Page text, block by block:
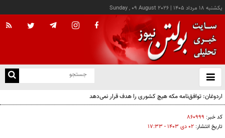
يکشنبه ۱۸ مرداد ۱۴۰۵ |
Sunday , 09 August 2026
باز
و
اردوغان: توافق‌نامه مکه هیچ کشوری را هدف قرار نمی‌دهد
کد خبر: ۸۶۰۹۹۹
تاریخ انتشار: ۰۲ دی ۱۴۰۳ - ۱۷:۳۳